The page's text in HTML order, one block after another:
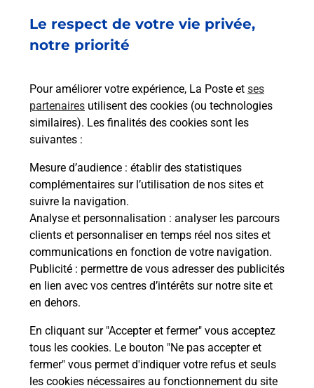
Le respect de votre vie privée,
notre priorité
Pour améliorer votre expérience, La Poste et ses
partenaires utilisent des cookies (ou technologies
similaires). Les finalités des cookies sont les
suivantes :
Mesure d’audience : établir des statistiques
complémentaires sur l’utilisation de nos sites et
suivre la navigation.
Analyse et personnalisation : analyser les parcours
clients et personnaliser en temps réel nos sites et
communications en fonction de votre navigation.
Publicité : permettre de vous adresser des publicités
en lien avec vos centres d’intérêts sur notre site et
en dehors.
En cliquant sur "Accepter et fermer" vous acceptez
tous les cookies. Le bouton "Ne pas accepter et
fermer" vous permet d'indiquer votre refus et seuls
les cookies nécessaires au fonctionnement du site
Fermé- jusqu'à
09h00
44 TER RUE DU COMMERCE
En savoir plus
Malin !
La Poste
en ligne
Ouvert 24h/24
En savoir plus
Puy-de-Dôme